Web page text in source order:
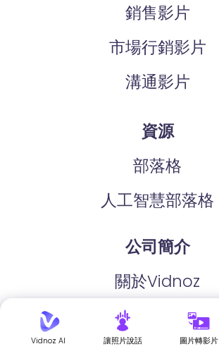
銷售影片
市場行銷影片
溝通影片
資源
部落格
人工智慧部落格
公司簡介
關於Vidnoz
業務聯繫
Vidnoz AI 讓照片說話 圖片轉影片